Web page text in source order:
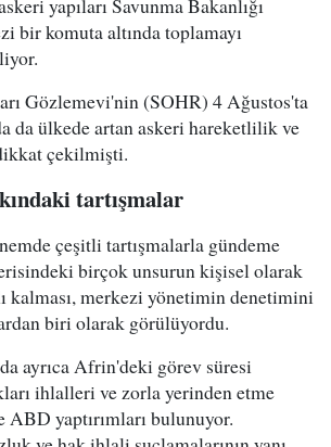
yapıları Savunma Bakanlığı
bir komuta altında toplamayı
Gözlemevi'nin (SOHR) 4 Ağustos'ta
da ülkede artan askeri hareketlilik ve
çekilmişti.
tartışmalar
çeşitli tartışmalarla gündeme
birçok unsurun kişisel olarak
kalması, merkezi yönetimin denetimini
biri olarak görülüyordu.
ayrıca Afrin'deki görev süresi
ihlalleri ve zorla yerinden etme
ABD yaptırımları bulunuyor.